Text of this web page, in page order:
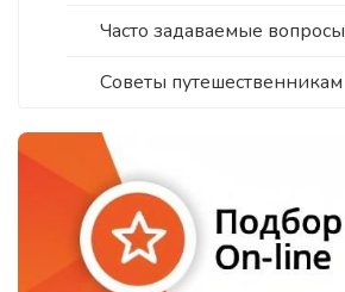
Часто задаваемые вопросы
Советы путешественникам